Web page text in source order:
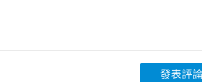
發表評論